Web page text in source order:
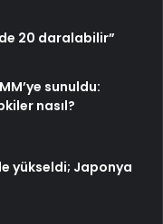
20 daralabilir”
sunuldu:
nasıl?
yükseldi; Japonya